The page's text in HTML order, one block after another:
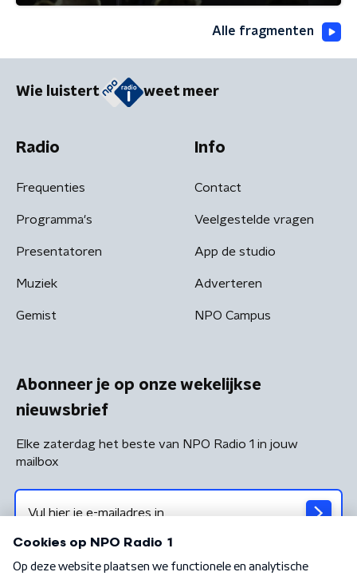
Alle fragmenten
Wie luistert weet meer
Radio
Frequenties
Programma's
Presentatoren
Muziek
Gemist
Info
Contact
Veelgestelde vragen
App de studio
Adverteren
NPO Campus
Abonneer je op onze wekelijkse
nieuwsbrief
Elke zaterdag het beste van NPO Radio 1 in jouw
mailbox